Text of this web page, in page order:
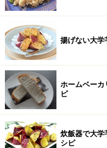
揚げない大
ホームベーカ
ピ
炊飯器で大学
シピ